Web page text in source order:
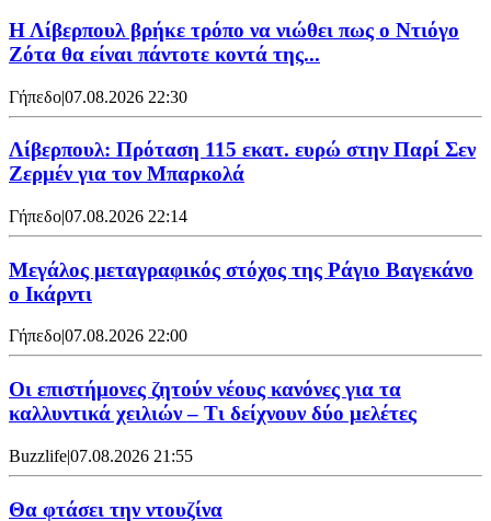
Η Λίβερπουλ βρήκε τρόπο να νιώθει πως ο Ντιόγο
Ζότα θα είναι πάντοτε κοντά της...
Γήπεδο|07.08.2026 22:30
Λίβερπουλ: Πρόταση 115 εκατ. ευρώ στην Παρί Σεν
Ζερμέν για τον Μπαρκολά
Γήπεδο|07.08.2026 22:14
Μεγάλος μεταγραφικός στόχος της Ράγιο Βαγεκάνο
ο Ικάρντι
Γήπεδο|07.08.2026 22:00
Οι επιστήμονες ζητούν νέους κανόνες για τα
καλλυντικά χειλιών – Τι δείχνουν δύο μελέτες
Buzzlife|07.08.2026 21:55
Θα φτάσει την ντουζίνα